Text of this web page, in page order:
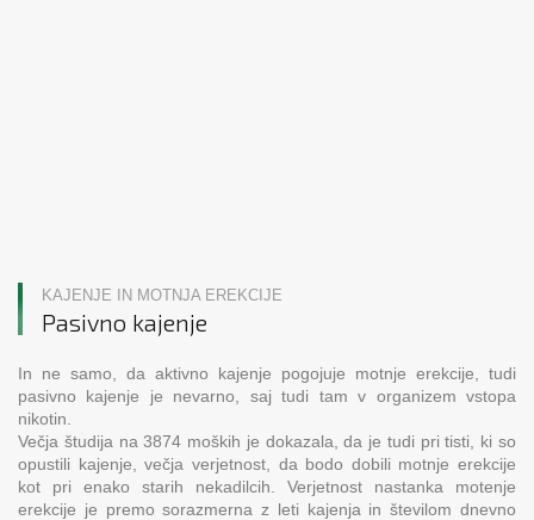
KAJENJE IN MOTNJA EREKCIJE
Pasivno kajenje
In ne samo, da aktivno kajenje pogojuje motnje erekcije, tudi
pasivno kajenje je nevarno, saj tudi tam v organizem vstopa
nikotin.
Večja študija na 3874 moških je dokazala, da je tudi pri tisti, ki so
opustili kajenje, večja verjetnost, da bodo dobili motnje erekcije
kot pri enako starih nekadilcih. Verjetnost nastanka motenje
erekcije je premo sorazmerna z leti kajenja in številom dnevno